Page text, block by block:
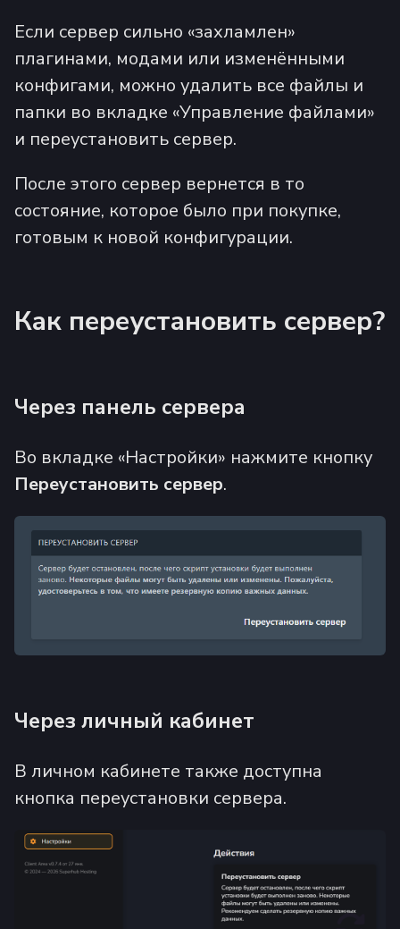
Если сервер сильно «захламлен»
плагинами, модами или изменёнными
конфигами, можно удалить все файлы и
папки во вкладке «Управление файлами»
и переустановить сервер.
После этого сервер вернется в то
состояние, которое было при покупке,
готовым к новой конфигурации.
Как переустановить сервер?
Через панель сервера
Во вкладке «Настройки» нажмите кнопку
Переустановить сервер.
Через личный кабинет
В личном кабинете также доступна
кнопка переустановки сервера.